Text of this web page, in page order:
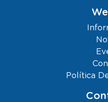
Política